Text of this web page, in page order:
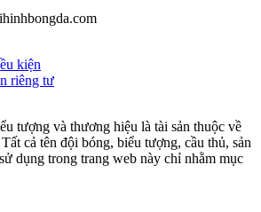
kiện
riêng tư
tượng và thương hiệu là tài sản thuộc về
cả tên đội bóng, biểu tượng, cầu thủ, sản
dụng trong trang web này chỉ nhằm mục